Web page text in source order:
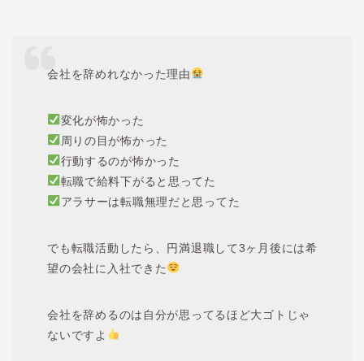
会社を辞めれなかった理由
変化が怖かった
周りの目が怖かった
行動するのが怖かった
転職で給料下がると思ってた
アラサーは転職無理だと思ってた
でも転職活動したら、円満退職して3ヶ月後には希
望の会社に入社できた
会社を辞めるのは自分が思ってるほど大ゴトじゃ
ないですよ